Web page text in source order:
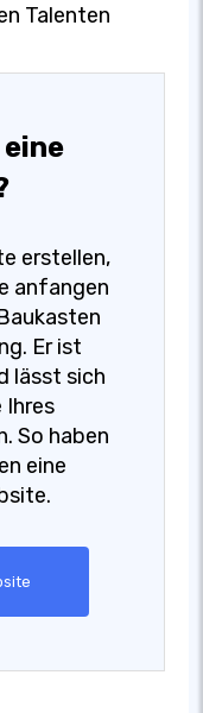
Talenten
erstellen,
anfangen
Er ist
lässt sich
Ihres
So haben
eine